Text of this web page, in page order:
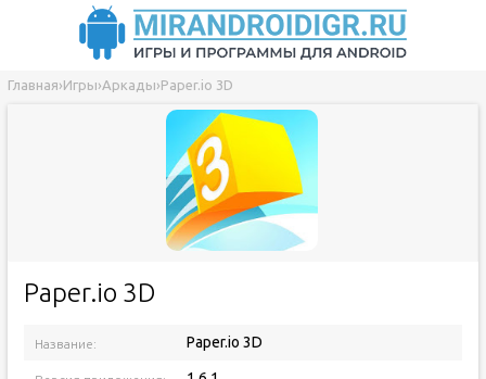
Главная›Игры›Аркады›Paper.io 3D
Paper.io 3D
Название: Paper.io 3D